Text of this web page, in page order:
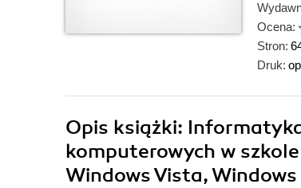
Ocena:
Stron:
Druk:
Opis książki:
komputerowych w
Windows Vista,